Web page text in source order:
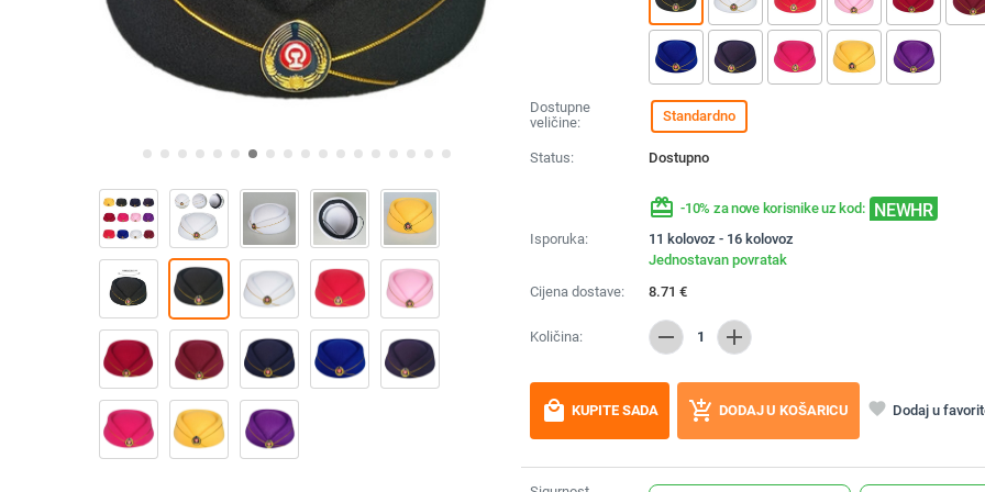
Dostupne
veličine:
Standardno
Status: Dostupno
redeem -10% za nove korisnike uz kod: NEWHR
Isporuka:
11 kolovoz - 16 kolovoz
Jednostavan povratak
Cijena dostave:
8.71 €
Količina: remove 1 add
local_mall KUPITE SADA add_shopping_cart DODAJ U KOŠARICU favorite Dodaj u